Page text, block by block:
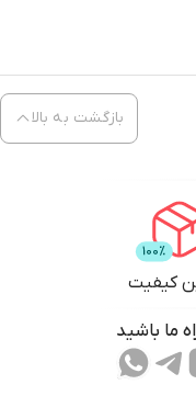
بازگشت به بالا
کیفیت
ما باشید